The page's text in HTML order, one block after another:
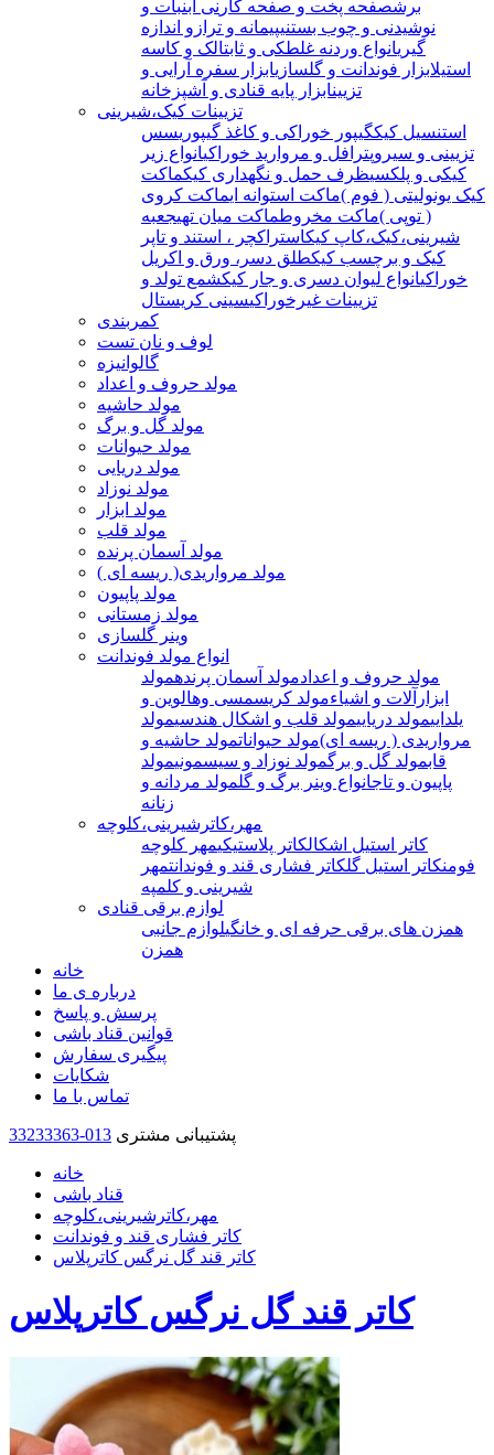
برشصفحه پخت و صفحه کار نی آبنبات و
نوشیدنی و چوب بستنیپیمانه و ترازو اندازه
گیریانواع وردنه غلطکی و ثابتالک و کاسه
استیلابزار فوندانت و گلسازیابزار سفره آرایی و
تزیینابزار پایه قنادی و آشپزخانه
تزیینات کیک،شیرینی
استنسیل کیکگیپور خوراکی و کاغذ گیپوریسس
تزیینی و سیروپترافل و مروارید خوراکیانواع زیر
کیکی و پلکسیظرف حمل و نگهداری کیکماکت
کیک یونولیتی ( فوم )ماکت استوانه ایماکت کروی
( توپی )ماکت مخروطماکت میان تهیجعبه
شیرینی،کیک،کاپ کیکاستراکچر ، استند و تاپر
کیک و برچسب کیکطلق دسر، ورق و اکریل
خوراکیانواع لیوان دسری و جار کیکشمع تولد و
تزیینات غیرخوراکیسینی کریستال
کمربندی
لوف و نان تست
گالوانیزه
مولد حروف و اعداد
مولد حاشیه
مولد گل و برگ
مولد حیوانات
مولد دریایی
مولد نوزاد
مولد ابزار
مولد قلب
مولد آسمان پرنده
مولد مرواریدی( ریسه ای )
مولد پاپیون
مولد زمستانی
وینر گلسازی
انواع مولد فوندانت
مولد حروف و اعدادمولد آسمان پرندهمولد
ابزارآلات و اشیاءمولد کریسمسی وهالوین و
یلداییمولد دریاییمولد قلب و اشکال هندسیمولد
مرواریدی ( ریسه ای)مولد حیواناتمولد حاشیه و
قابمولد گل و برگمولد نوزاد و سیسمونیمولد
پاپیون و تاجانواع وینر برگ و گلمولد مردانه و
زنانه
مهر،کاترشیرینی،کلوچه
کاتر استیل اشکالکاتر پلاستیکیمهر کلوچه
فومنکاتر استیل گلکاتر فشاری قند و فوندانتمهر
شیرینی و کلمپه
لوازم برقی قنادی
همزن های برقی حرفه ای و خانگیلوازم جانبی
همزن
خانه
درباره ی ما
پرسش و پاسخ
قوانین قناد باشی
پیگیری سفارش
شکایات
تماس با ما
33233363-013 پشتیبانی مشتری
خانه
قناد باشی
مهر،کاترشیرینی،کلوچه
کاتر فشاری قند و فوندانت
کاتر قند گل نرگس کاترپلاس
کاتر قند گل نرگس کاترپلاس